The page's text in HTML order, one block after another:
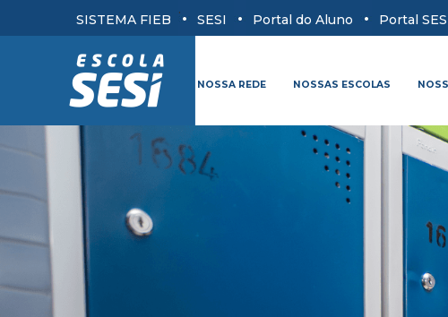
SISTEMA FIEB
.
SESI Portal do Aluno Portal
NOSSA REDE NOSSAS ESCOLAS